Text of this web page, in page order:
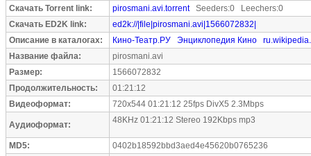
Скачать Torrent link:
pirosmani.avi.torrentSeeders:0 Leechers:0
Скачать ED2K link:
ed2k://|file|pirosmani.avi|1566072832|
Описание в каталогах:
Кино-Театр.РУ Энциклопедия Кино
Название файла:
pirosmani.avi
Размер:
1566072832
Продолжительность:
01:21:12
Видеоформат:
720x544 01:21:12 25fps DivX5 2.3Mbps
Аудиоформат: 48KHz 01:21:12 Stereo 192Kbps mp3
MD5:
0402b18592bbd3aed4e45620b0765236